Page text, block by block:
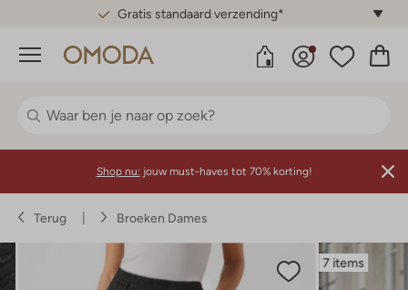
Gratis standaard verzending*
Menu
Shop nu: jouw must-haves tot 70% korting!
Terug Broeken Dames
7 items